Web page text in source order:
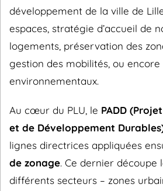
développement de la ville de
espaces, stratégie d’accueil de
logements, préservation des
gestion des mobilités, ou
environnementaux.
Au cœur du PLU, le PADD
et de Développement
lignes directrices appliquées
de zonage. Ce dernier découpe
différents secteurs – zones